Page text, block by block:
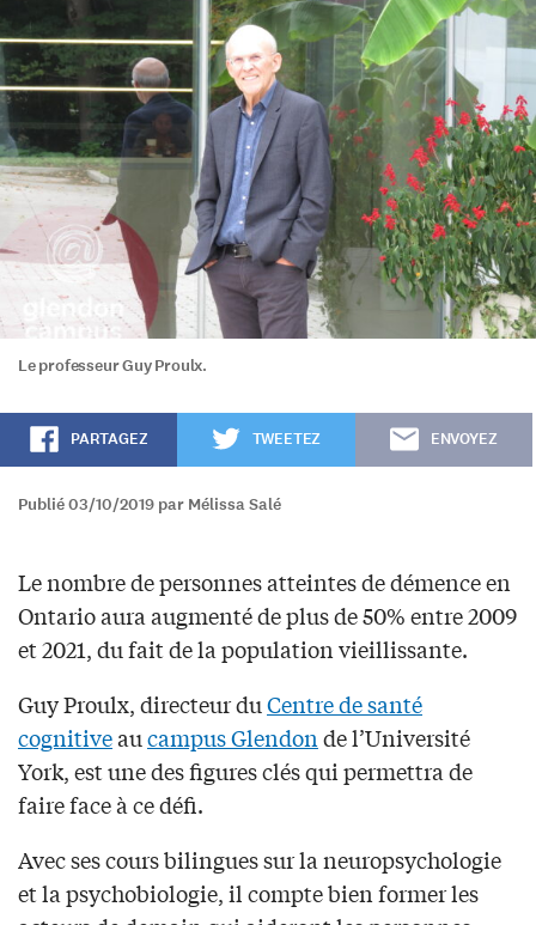
Le professeur Guy Proulx.
PARTAGEZ TWEETEZ ENVOYEZ
Publié 03/10/2019 par Mélissa Salé
Le nombre de personnes atteintes de démence en
Ontario aura augmenté de plus de 50% entre 2009
et 2021, du fait de la population vieillissante.
Guy Proulx, directeur duCentre de santé
cognitiveaucampus Glendonde l’Université
York, est une des figures clés qui permettra de
faire face à ce défi.
Avec ses cours bilingues sur la neuropsychologie
et la psychobiologie, il compte bien former les